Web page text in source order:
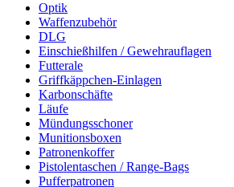
Optik
Waffenzubehör
DLG
Einschießhilfen / Gewehrauflagen
Futterale
Griffkäppchen-Einlagen
Karbonschäfte
Läufe
Mündungsschoner
Munitionsboxen
Patronenkoffer
Pistolentaschen / Range-Bags
Pufferpatronen